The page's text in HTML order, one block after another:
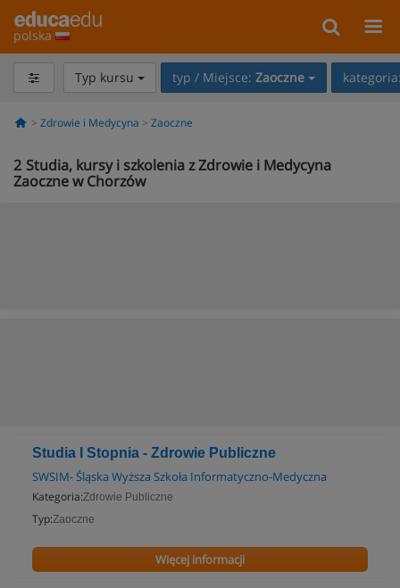
polska
Typ kursu typ / Miejsce: Zaoczne
Zdrowie i Medycyna Zaoczne
2 Studia, kursy i szkolenia z Zdrowie i Medycyna
Zaoczne w Chorzów
Studia I Stopnia - Zdrowie Publiczne
SWSIM- Śląska Wyższa Szkoła Informatyczno-Medyczna
Kategoria:Zdrowie Publiczne
Typ:Zaoczne
Więcej informacji